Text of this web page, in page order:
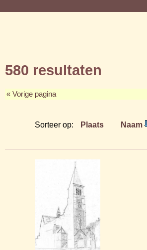
580 resultaten
« Vorige pagina
Sorteer op: Plaats Naam